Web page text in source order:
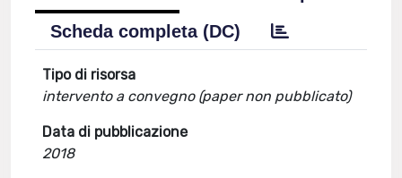
Scheda completa (DC)
Tipo di risorsa
intervento a convegno (paper non pubblicato)
Data di pubblicazione
2018